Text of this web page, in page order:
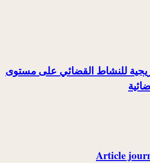
للنشاط القضائي على مستوى
Article